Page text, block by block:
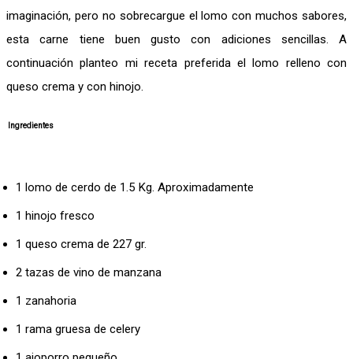
imaginación, pero no sobrecargue el lomo con muchos sabores,
esta carne tiene buen gusto con adiciones sencillas. A
continuación planteo mi receta preferida el lomo relleno con
queso crema y con hinojo.
Ingredientes
1 lomo de cerdo de 1.5 Kg. Aproximadamente
1 hinojo fresco
1 queso crema de 227 gr.
2 tazas de vino de manzana
1 zanahoria
1 rama gruesa de celery